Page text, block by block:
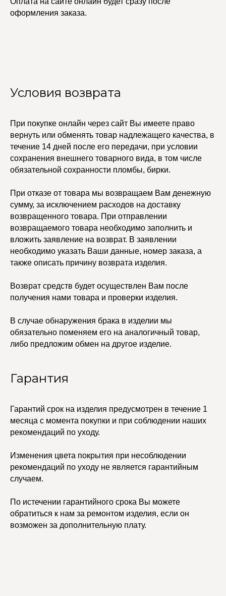
оформления заказа.
Условия возврата
При покупке онлайн через сайт Вы имеете право
вернуть или обменять товар надлежащего качества, в
течение 14 дней после его передачи, при условии
сохранения внешнего товарного вида, в том числе
обязательной сохранности пломбы, бирки.
При отказе от товара мы возвращаем Вам денежную
сумму, за исключением расходов на доставку
возвращенного товара. При отправлении
возвращаемого товара необходимо заполнить и
вложить заявление на возврат. В заявлении
необходимо указать Ваши данные, номер заказа, а
также описать причину возврата изделия.
Возврат средств будет осуществлен Вам после
получения нами товара и проверки изделия.
В случае обнаружения брака в изделии мы
обязательно поменяем его на аналогичный товар,
либо предложим обмен на другое изделие.
Гарантия
Гарантий срок на изделия предусмотрен в течение 1
месяца с момента покупки и при соблюдении наших
рекомендаций по уходу.
Изменения цвета покрытия при несоблюдении
рекомендаций по уходу не является гарантийным
случаем.
По истечении гарантийного срока Вы можете
обратиться к нам за ремонтом изделия, если он
возможен за дополнительную плату.
+7 (965) 622-73-33
Сеты
© 2021-2025 Edalinjewelry. Все права защищены.
КАТАЛОГ
Бодичейны
УСЛУГИ
Стилист на связи
Чокеры
Упаковка
Сертификаты
Магазины